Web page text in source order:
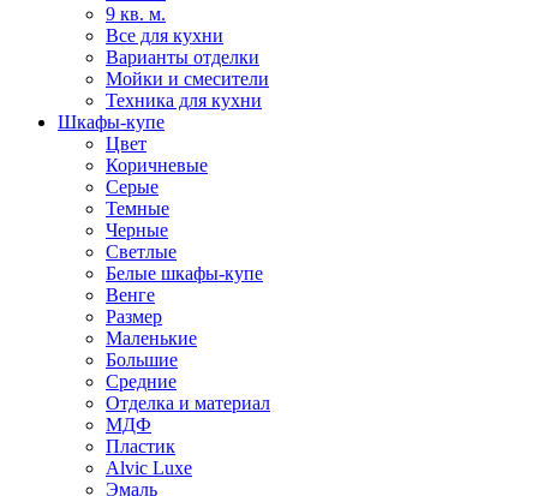
9 кв. м.
Все для кухни
Варианты отделки
Мойки и смесители
Техника для кухни
Шкафы-купе
Цвет
Коричневые
Серые
Темные
Черные
Светлые
Белые шкафы-купе
Венге
Размер
Маленькие
Большие
Средние
Отделка и материал
МДФ
Пластик
Alvic Luxe
Эмаль